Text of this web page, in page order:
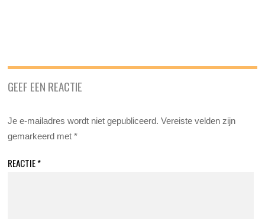
GEEF EEN REACTIE
Je e-mailadres wordt niet gepubliceerd. Vereiste velden zijn
gemarkeerd met*
REACTIE*